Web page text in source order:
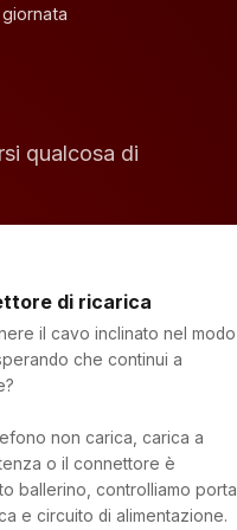
qualcosa di
di ricarica
il cavo inclinato nel modo
che continui a
non carica, carica a
o il connettore è
ballerino, controlliamo porta
e circuito di alimentazione.